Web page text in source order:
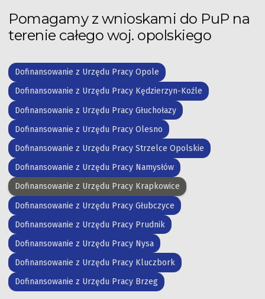
Pomagamy z wnioskami do PuP na
terenie całego woj. opolskiego
Dofinansowanie z Urzędu Pracy Opole
Dofinansowanie z Urzędu Pracy Kędzierzyn-Koźle
Dofinansowanie z Urzędu Pracy Głuchołazy
Dofinansowanie z Urzędu Pracy Olesno
Dofinansowanie z Urzędu Pracy Strzelce Opolskie
Dofinansowanie z Urzędu Pracy Namysłów
Dofinansowanie z Urzędu Pracy Krapkowice
Dofinansowanie z Urzędu Pracy Głubczyce
Dofinansowanie z Urzędu Pracy Prudnik
Dofinansowanie z Urzędu Pracy Nysa
Dofinansowanie z Urzędu Pracy Kluczbork
Dofinansowanie z Urzędu Pracy Brzeg